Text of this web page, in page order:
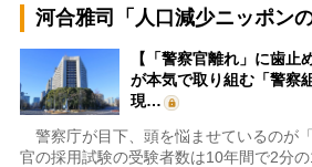
河合雅司「人口減少ニッポンの
【「警察官離れ」に歯止
が本気で取り組む「警
現…
警察庁が目下、頭を悩ませているのが
官の採用試験の受験者数は10年間で2分の